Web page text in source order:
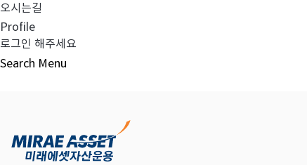
오시는길
Profile
로그인 해주세요
Search Menu